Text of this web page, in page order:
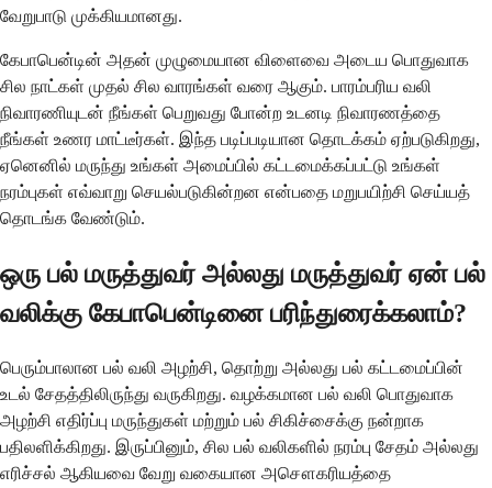
வேறுபாடு முக்கியமானது.
கேபாபென்டின் அதன் முழுமையான விளைவை அடைய பொதுவாக
சில நாட்கள் முதல் சில வாரங்கள் வரை ஆகும். பாரம்பரிய வலி
நிவாரணியுடன் நீங்கள் பெறுவது போன்ற உடனடி நிவாரணத்தை
நீங்கள் உணர மாட்டீர்கள். இந்த படிப்படியான தொடக்கம் ஏற்படுகிறது,
ஏனெனில் மருந்து உங்கள் அமைப்பில் கட்டமைக்கப்பட்டு உங்கள்
நரம்புகள் எவ்வாறு செயல்படுகின்றன என்பதை மறுபயிற்சி செய்யத்
தொடங்க வேண்டும்.
ஒரு பல் மருத்துவர் அல்லது மருத்துவர் ஏன் பல்
வலிக்கு கேபாபென்டினை பரிந்துரைக்கலாம்?
பெரும்பாலான பல் வலி அழற்சி, தொற்று அல்லது பல் கட்டமைப்பின்
உடல் சேதத்திலிருந்து வருகிறது. வழக்கமான பல் வலி பொதுவாக
அழற்சி எதிர்ப்பு மருந்துகள் மற்றும் பல் சிகிச்சைக்கு நன்றாக
பதிலளிக்கிறது. இருப்பினும், சில பல் வலிகளில் நரம்பு சேதம் அல்லது
எரிச்சல் ஆகியவை வேறு வகையான அசௌகரியத்தை